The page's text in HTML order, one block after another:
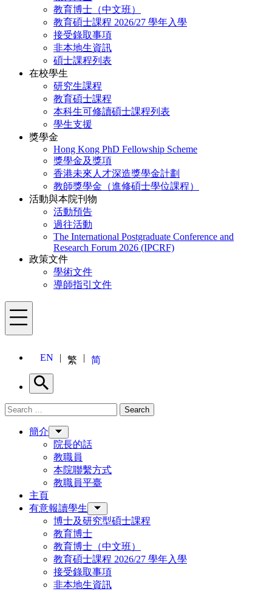
教育博士（中文班）
教育碩士課程 2026/27 學年入學
接受錄取事項
非本地生資訊
碩士課程列表
在校學生
研究生課程
教育碩士課程
本科生可修讀碩士課程列表
學生支援
獎學金
Hong Kong PhD Fellowship Scheme
獎學金及獎項
香港未來人才深造獎學金計劃
教師獎學金（進修碩士學位課程）
活動與本院刊物
活動預告
過往活動
The International Postgraduate Conference and
Research Forum 2026 (IPCRF)
政策文件
學術文件
導師指引文件
Menu
EN 繁 简
Search
Search for: Search
簡介
院長的話
教職員
本院聯繫方式
教職員平臺
主頁
有意報讀學生
博士及研究型碩士課程
教育博士
教育博士（中文班）
教育碩士課程 2026/27 學年入學
接受錄取事項
非本地生資訊